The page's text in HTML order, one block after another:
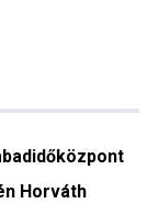
Horváth